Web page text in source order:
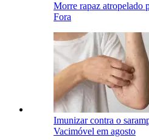
Morre rapaz atropelado
Fora
Imunizar contra o
Vacimóvel em agosto